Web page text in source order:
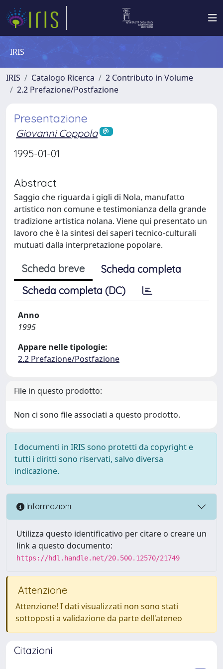
IRIS
IRIS Catalogo Ricerca
2 Contributo in Volume
2.2 Prefazione/Postfazione
Presentazione
Giovanni Coppola
1995-01-01
Abstract
Saggio che riguarda i gigli di Nola, manufatto
artistico non comune e testimonianza della grande
tradizione artistica nolana. Viene qui presentato un
lavoro che è la sintesi dei saperi tecnico-culturali
mutuati dalla interpretazione popolare.
Scheda breve
Scheda completa
Scheda completa (DC)
Anno
1995
Appare nelle tipologie:
2.2 Prefazione/Postfazione
File in questo prodotto:
Non ci sono file associati a questo prodotto.
I documenti in IRIS sono protetti da copyright e
tutti i diritti sono riservati, salvo diversa
indicazione.
Informazioni
Utilizza questo identificativo per citare o creare un
link a questo documento:
https://hdl.handle.net/20.500.12570/21749
Attenzione
Attenzione! I dati visualizzati non sono stati
sottoposti a validazione da parte dell'ateneo
Citazioni